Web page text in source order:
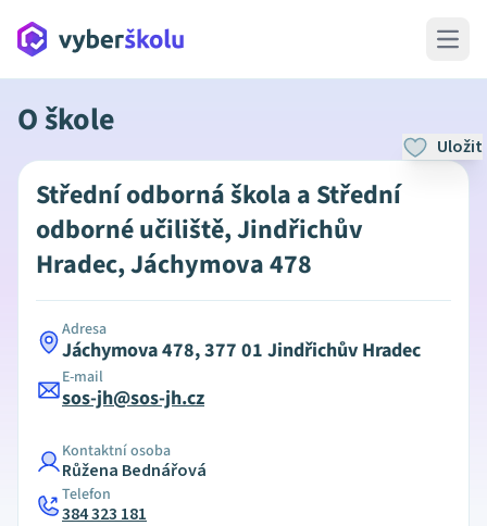
Open
O škole
Uložit
Střední odborná škola a Střední
odborné učiliště, Jindřichův
Hradec, Jáchymova 478
Adresa
Jáchymova 478, 377 01 Jindřichův Hradec
E-mail
sos-jh@sos-jh.cz
Kontaktní osoba
Růžena Bednářová
Telefon
384 323 181